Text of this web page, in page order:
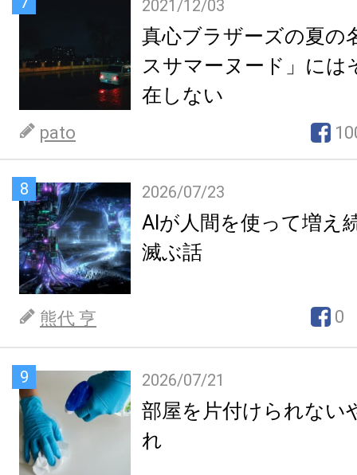
2021/12/03
真心ブラザーズの夏の
スサマーヌード」には
在しない
pato
8 2026/07/23
AIが人間を使って増え
滅ぶ話
熊代 亨 0
9 2026/07/21
部屋を片付けられない
れ